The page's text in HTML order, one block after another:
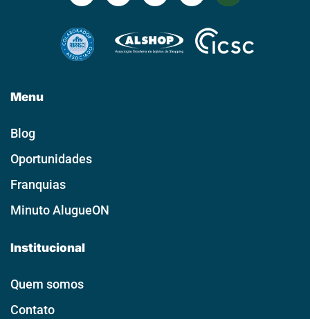
Menu
Blog
Oportunidades
Franquias
Minuto AlugueON
Institucional
Quem somos
Contato